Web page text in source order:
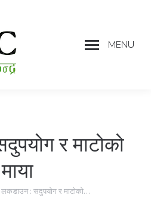
MENU
र माटोको
माया
लकडाउन : सदुपयोग र माटोको…